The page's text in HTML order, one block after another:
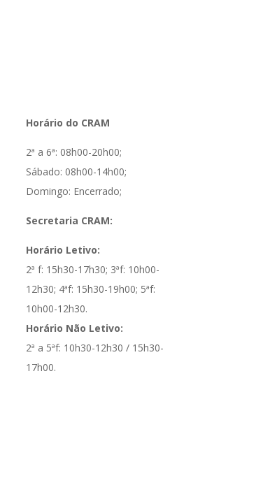
Horário do CRAM
2ª a 6ª: 08h00-20h00;
Sábado: 08h00-14h00;
Domingo: Encerrado;
Secretaria CRAM:
Horário Letivo:
2ª f: 15h30-17h30; 3ªf: 10h00-
12h30; 4ªf: 15h30-19h00; 5ªf:
10h00-12h30.
Horário Não Letivo:
2ª a 5ªf: 10h30-12h30 / 15h30-
17h00.